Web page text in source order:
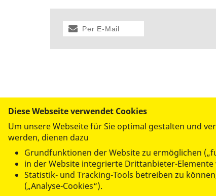
Per E-Mail
UNSERE ANGEBOTE
Kindertagesstätten und Krippen
Hilfen zur Erziehung
Mehrgenerationenhaus
Diese Webseite verwendet Cookies
Um unsere Webseite für Sie optimal gestalten und
werden, dienen dazu
Grundfunktionen der Website zu ermöglichen
in der Website integrierte Drittanbieter-
Statistik- und Tracking-Tools betreiben zu
(„Analyse-Cookies“).